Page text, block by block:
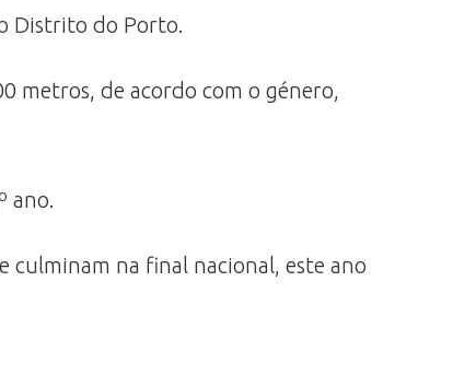
Distrito do Porto.
metros, de acordo com o género,
ano.
culminam na final nacional, este ano